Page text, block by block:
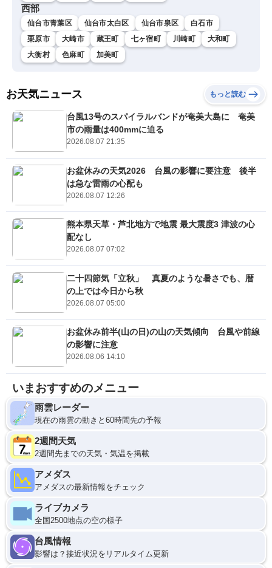
西部
仙台市青葉区 仙台市太白区 仙台市泉区
白石市
栗原市
大崎市 蔵王町 七ヶ宿町 川崎町
大和町
大衡村
色麻町 加美町
お天気ニュース もっと読む
台風13号のスパイラルバンドが奄美大島に 奄美
市の雨量は400mmに迫る
2026.08.07 21:35
お盆休みの天気2026 台風の影響に要注意 後半
は急な雷雨の心配も
2026.08.07 12:26
熊本県天草・芦北地方で地震 最大震度3 津波の心
配なし
2026.08.07 07:02
二十四節気「立秋」 真夏のような暑さでも、暦
の上では今日から秋
2026.08.07 05:00
お盆休み前半(山の日)の山の天気傾向 台風や前線
の影響に注意
2026.08.06 14:10
いまおすすめのメニュー
雨雲レーダー
現在の雨雲の動きと60時間先の予報
2週間天気
2週間先までの天気・気温を掲載
アメダス
アメダスの最新情報をチェック
ライブカメラ
全国2500地点の空の様子
台風情報
影響は？接近状況をリアルタイム更新